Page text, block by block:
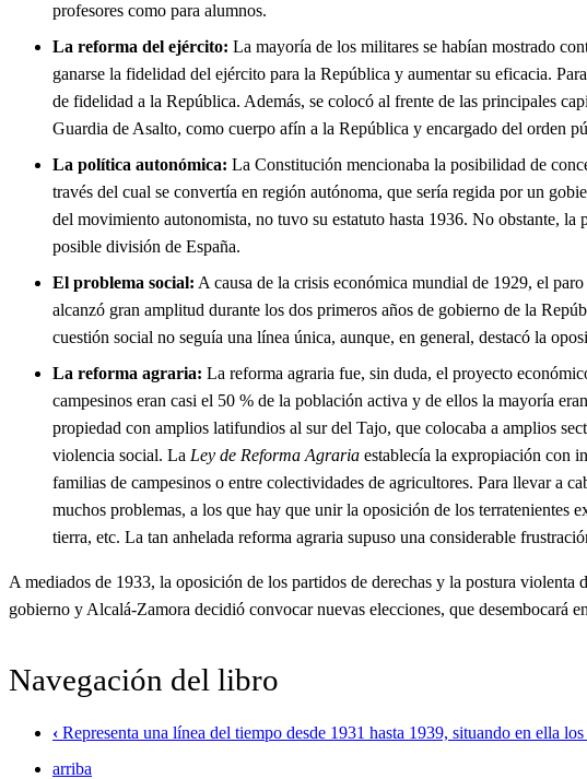
profesores como para alumnos.
La reforma del ejército: La mayoría de los militares se habían mostrado
ganarse la fidelidad del ejército para la República y aumentar su eficacia.
de fidelidad a la República. Además, se colocó al frente de las principales
Guardia de Asalto, como cuerpo afín a la República y encargado del orden
La política autonómica: La Constitución mencionaba la posibilidad de
través del cual se convertía en región autónoma, que sería regida por un
del movimiento autonomista, no tuvo su estatuto hasta 1936. No obstante,
posible división de España.
El problema social: A causa de la crisis económica mundial de 1929, el
alcanzó gran amplitud durante los dos primeros años de gobierno de la
cuestión social no seguía una línea única, aunque, en general, destacó la
La reforma agraria: La reforma agraria fue, sin duda, el proyecto
campesinos eran casi el 50 % de la población activa y de ellos la mayoría
propiedad con amplios latifundios al sur del Tajo, que colocaba a amplios
violencia social. La Ley de Reforma Agraria establecía la expropiación con
familias de campesinos o entre colectividades de agricultores. Para llevar a
muchos problemas, a los que hay que unir la oposición de los terratenientes
tierra, etc. La tan anhelada reforma agraria supuso una considerable
A mediados de 1933, la oposición de los partidos de derechas y la postura
gobierno y Alcalá-Zamora decidió convocar nuevas elecciones, que desembocará
Navegación del libro
‹ Representa una línea del tiempo desde 1931 hasta 1939, situando en ella
arriba